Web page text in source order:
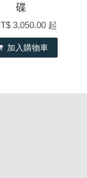
碟
3,050.00 起
加入購物車